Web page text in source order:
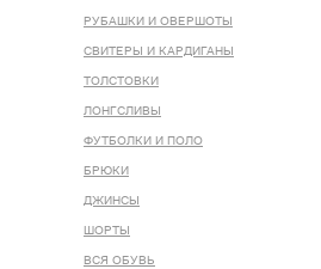
РУБАШКИ И ОВЕРШОТЫ
СВИТЕРЫ И КАРДИГАНЫ
ТОЛСТОВКИ
ЛОНГСЛИВЫ
ФУТБОЛКИ И ПОЛО
БРЮКИ
ДЖИНСЫ
ШОРТЫ
ВСЯ ОБУВЬ